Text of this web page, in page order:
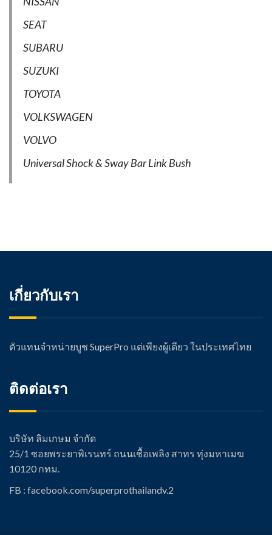
SEAT
SUBARU
SUZUKI
TOYOTA
VOLKSWAGEN
VOLVO
Universal Shock & Sway Bar Link Bush
เกี่ยวกับเรา
ตัวแทนจำหน่ายบูช SuperPro แต่เพียงผู้เดียว ในประเทศไทย
ติดต่อเรา
บริษัท ลิมเกษม จำกัด
25/1 ซอยพระยาพิเรนทร์ ถนนเชื้อเพลิง สาทร ทุ่งมหาเมฆ
10120 กทม.
FB : facebook.com/superprothailandv.2